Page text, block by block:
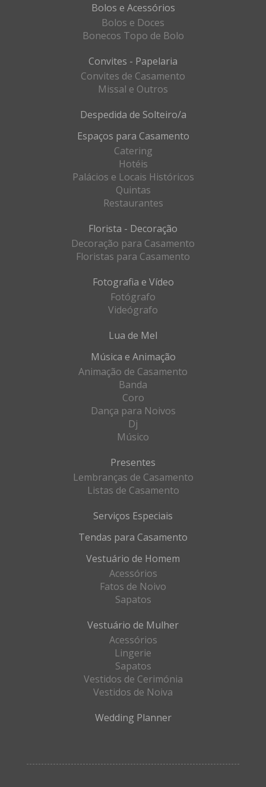
Bolos e Acessórios
Bolos e Doces
Bonecos Topo de Bolo
Convites - Papelaria
Convites de Casamento
Missal e Outros
Despedida de Solteiro/a
Espaços para Casamento
Catering
Hotéis
Palácios e Locais Históricos
Quintas
Restaurantes
Florista - Decoração
Decoração para Casamento
Floristas para Casamento
Fotografia e Vídeo
Fotógrafo
Videógrafo
Lua de Mel
Música e Animação
Animação de Casamento
Banda
Coro
Dança para Noivos
Dj
Músico
Presentes
Lembranças de Casamento
Listas de Casamento
Serviços Especiais
Tendas para Casamento
Vestuário de Homem
Acessórios
Fatos de Noivo
Sapatos
Vestuário de Mulher
Acessórios
Lingerie
Sapatos
Vestidos de Cerimónia
Vestidos de Noiva
Wedding Planner